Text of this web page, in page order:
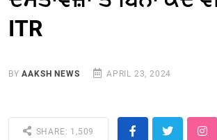
ITR
BYAAKSH NEWS APRIL 23, 2024
SHARE: 1,509